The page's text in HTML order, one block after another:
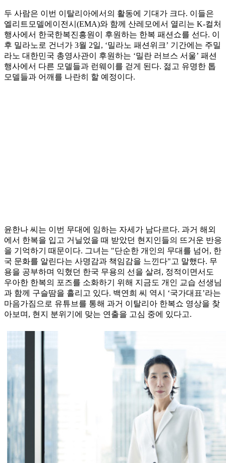
두 사람은 이번 이탈리아에서의 활동에 기대가 크다. 이들은
엘리트모델에이전시(EMA)와 함께 산레모에서 열리는 K-컬처
행사에서 한국한복진흥원이 후원하는 한복 패션쇼를 선다. 이
후 밀라노로 건너가 3월 2일, ‘밀라노 패션위크’ 기간에는 주밀
라노 대한민국 총영사관이 후원하는 ‘밀란 러브스 서울’ 패션
행사에서 다른 모델들과 런웨이를 걷게 된다. 젊고 유명한 톱
모델들과 어깨를 나란히 할 예정이다.
윤한나 씨는 이번 무대에 임하는 자세가 남다르다. 과거 해외
에서 한복을 입고 거닐었을 때 받았던 현지인들의 뜨거운 반응
을 기억하기 때문이다. 그녀는 "단순한 개인의 무대를 넘어, 한
국 문화를 알린다는 사명감과 책임감을 느낀다"고 말했다. 무
용을 공부하며 익혔던 한국 무용의 선을 살려, 정적이면서도
우아한 한복의 포즈를 소화하기 위해 지금도 개인 교습 선생님
과 함께 구슬땀을 흘리고 있다. 백연희 씨 역시 ‘국가대표’라는
마음가짐으로 유튜브를 통해 과거 이탈리아 한복쇼 영상을 찾
아보며, 현지 분위기에 맞는 연출을 고심 중에 있다고.